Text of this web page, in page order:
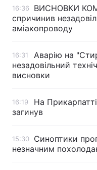
16:36
ВИСНОВКИ
спричинив
аміакопроводу
16:31
Аварію на
незадовільний
висновки
16:19
На
загинув
15:30
Синоптики
незначним